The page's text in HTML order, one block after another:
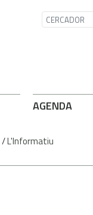
AGENDA
/L'Informatiu